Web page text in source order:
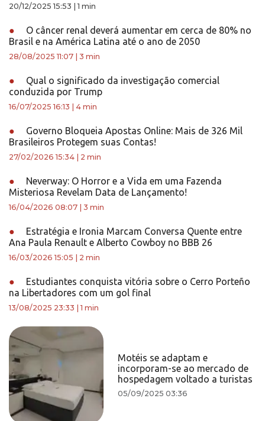
20/12/2025 15:53 |1 min
●
O câncer renal deverá aumentar em cerca de 80% no
Brasil e na América Latina até o ano de 2050
28/08/2025 11:07 3 min
●
Qual o significado da investigação comercial
conduzida por Trump
16/07/2025 16:13 4 min
●
Governo Bloqueia Apostas Online: Mais de 326 Mil
Brasileiros Protegem suas Contas!
27/02/2026 15:34 2 min
●
Neverway: O Horror e a Vida em uma Fazenda
Misteriosa Revelam Data de Lançamento!
16/04/2026 08:07 3 min
●
Estratégia e Ironia Marcam Conversa Quente entre
Ana Paula Renault e Alberto Cowboy no BBB 26
16/03/2026 15:05 2 min
●
Estudiantes conquista vitória sobre o Cerro Porteño
na Libertadores com um gol final
13/08/2025 23:33 |1 min
Motéis se adaptam e
incorporam-se ao mercado de
hospedagem voltado a turistas
05/09/2025 03:36